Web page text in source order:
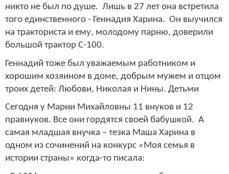
никто не был по душе. Лишь в 27 лет она встретила
того единственного - Геннадия Харина. Он выучился
на тракториста и ему, молодому парню, доверили
большой трактор С-100.
Геннадий тоже был уважаемым работником и
хорошим хозяином в доме, добрым мужем и отцом
троих детей: Любови, Николая и Нины. Детьми
Сегодня у Марии Михайловны 11 внуков и 12
правнуков. Все они гордятся своей бабушкой. А
самая младшая внучка – тезка Маша Харина в
одном из сочинений на конкурс «Моя семья в
истории страны» когда-то писала: